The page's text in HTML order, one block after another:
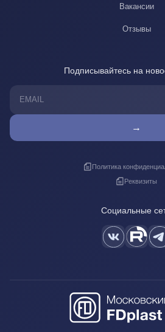
Вакансии
Отзывы
Подписывайтесь на
→
Политика
Реквизиты
Социальные